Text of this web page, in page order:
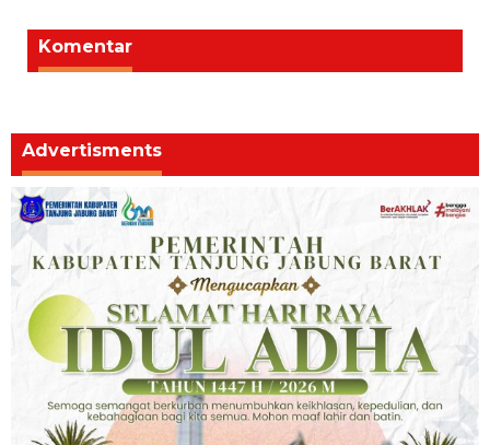
Komentar
Advertisments